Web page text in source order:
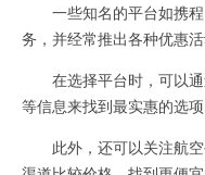
一些知名的平台如携程
务，并经常推出各种优惠活
在选择平台时，可以通
等信息来找到最实惠的选项
此外，还可以关注航空